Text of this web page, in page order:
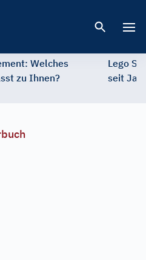
Welches
zu Ihnen?
Lego
seit